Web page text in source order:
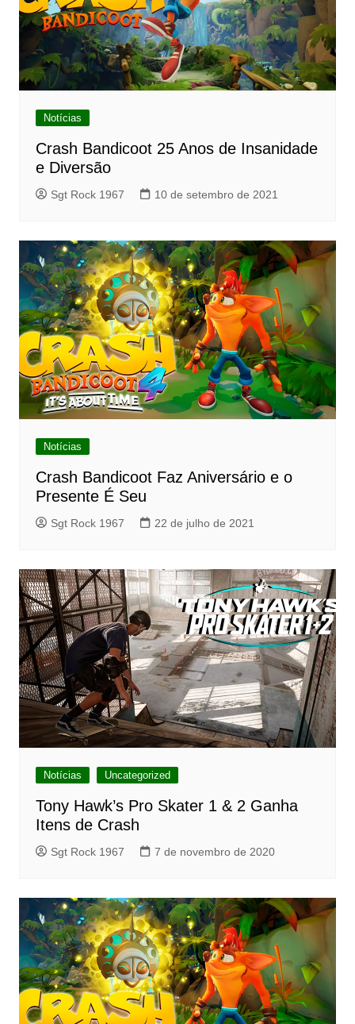
Notícias
Crash Bandicoot 25 Anos de Insanidade
e Diversão
Sgt Rock 1967 10 de setembro de 2021
Notícias
Crash Bandicoot Faz Aniversário e o
Presente É Seu
Sgt Rock 1967 22 de julho de 2021
Notícias Uncategorized
Tony Hawk’s Pro Skater 1 & 2 Ganha
Itens de Crash
Sgt Rock 1967 7 de novembro de 2020